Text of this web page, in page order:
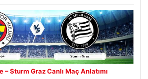
– Sturm Graz Canlı Maç Anlatımı